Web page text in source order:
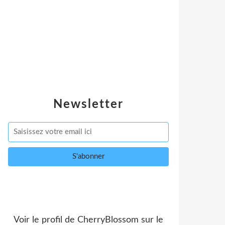
Newsletter
Voir le profil de CherryBlossom sur le